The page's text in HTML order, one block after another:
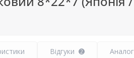
Відгуки 2